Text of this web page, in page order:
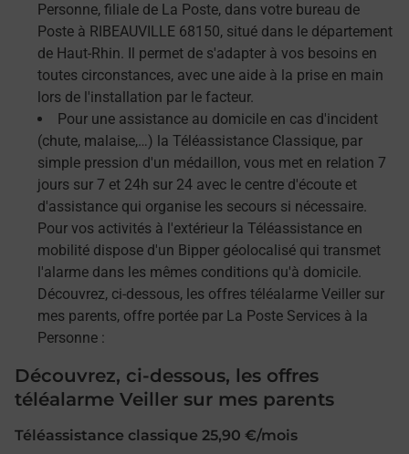
Personne, filiale de La Poste, dans votre bureau de
Poste à RIBEAUVILLE 68150, situé dans le département
de Haut-Rhin. Il permet de s'adapter à vos besoins en
toutes circonstances, avec une aide à la prise en main
lors de l'installation par le facteur.
Pour une assistance au domicile en cas d'incident
(chute, malaise,…) la Téléassistance Classique, par
simple pression d'un médaillon, vous met en relation 7
jours sur 7 et 24h sur 24 avec le centre d'écoute et
d'assistance qui organise les secours si nécessaire.
Pour vos activités à l'extérieur la Téléassistance en
mobilité dispose d'un Bipper géolocalisé qui transmet
l'alarme dans les mêmes conditions qu'à domicile.
Découvrez, ci-dessous, les offres téléalarme Veiller sur
mes parents, offre portée par La Poste Services à la
Personne :
Découvrez, ci-dessous, les offres
téléalarme Veiller sur mes parents
Téléassistance classique 25,90 €/mois